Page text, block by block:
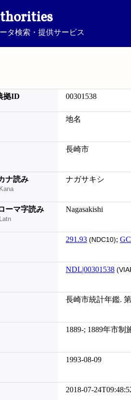
タ検索・提供サービス
拠ID 00301538
地名
長崎市
ナ読み ナガサキシ
ーマ字読み Nagasakishi
291.93 (NDC10);
NDL|00301538
長崎市統計年鑑.
1889-; 1889年市制
1993-08-09
2018-07-